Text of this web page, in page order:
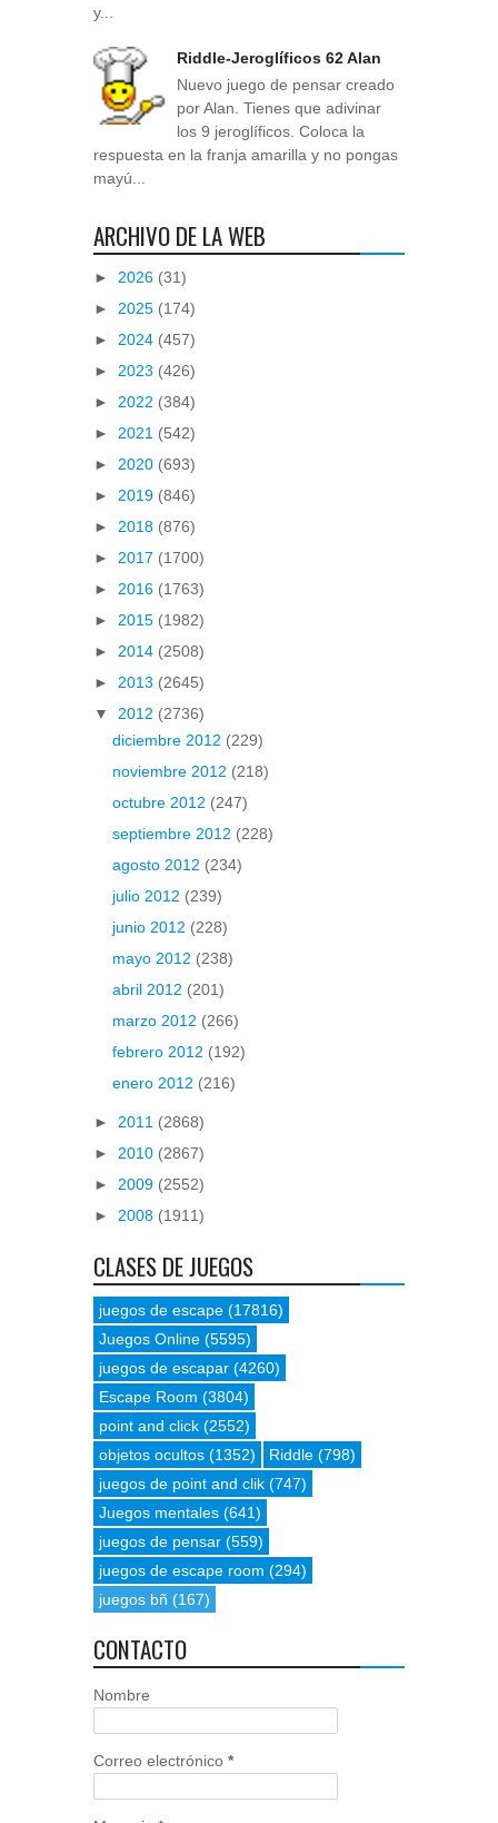
y...
Riddle-Jeroglíficos 62 Alan
Nuevo juego de pensar creado
por Alan. Tienes que adivinar
los 9 jeroglíficos. Coloca la
respuesta en la franja amarilla y no pongas
mayú...
ARCHIVO DE LA WEB
► 2026 (31)
► 2025 (174)
► 2024 (457)
► 2023 (426)
► 2022 (384)
► 2021 (542)
► 2020 (693)
► 2019 (846)
► 2018 (876)
► 2017 (1700)
► 2016 (1763)
► 2015 (1982)
► 2014 (2508)
► 2013 (2645)
▼ 2012 (2736)
diciembre 2012 (229)
noviembre 2012 (218)
octubre 2012 (247)
septiembre 2012 (228)
agosto 2012 (234)
julio 2012 (239)
junio 2012 (228)
mayo 2012 (238)
abril 2012 (201)
marzo 2012 (266)
febrero 2012 (192)
enero 2012 (216)
► 2011 (2868)
► 2010 (2867)
► 2009 (2552)
► 2008 (1911)
CLASES DE JUEGOS
juegos de escape (17816)
Juegos Online (5595)
juegos de escapar (4260)
Escape Room (3804)
point and click (2552)
objetos ocultos (1352) Riddle (798)
juegos de point and clik (747)
Juegos mentales (641)
juegos de pensar (559)
juegos de escape room (294)
juegos bñ (167)
CONTACTO
Nombre
Correo electrónico *